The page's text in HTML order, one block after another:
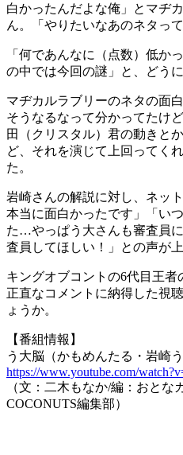
白かったんだよな俺」とマヂ
ん。「やりたいなあのネタっ
「何であんなに（点数）低か
の中では今回の謎」と、どう
マヂカルラブリーのネタの面
そうなるなって分かってたけ
田（クリスタル）君の動きと
ど、それを演じて上回ってく
た。
岩崎さんの解説に対し、ネッ
本当に面白かったです」「い
た…やっぱう大さんも審査員
査員してほしい！」との声が
キングオブコントの6代目王
正直なコメントに納得した視
ょうか。
【番組情報】
う大脳（かもめんたる・岩崎う
https://www.youtube.com/
（文：二木もなか/編：おとな
COCONUTS編集部）